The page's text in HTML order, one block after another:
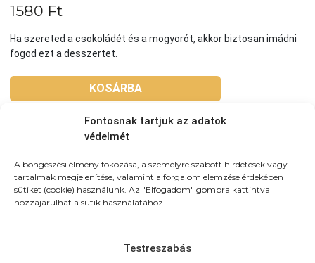
Fontosnak tartjuk az adatok
védelmét
A böngészési élmény fokozása, a személyre szabott hirdetések vagy
tartalmak megjelenítése, valamint a forgalom elemzése érdekében
sütiket (cookie) használunk. Az "Elfogadom" gombra kattintva
hozzájárulhat a sütik használatához.
Testreszabás
1580 Ft
Ha szereted a csokoládét és a mogyorót, akkor biztosan imádni
fogod ezt a desszertet.
KOSÁRBA
Tovább a teljes étlaphoz >
házhozszálítunk! 3km-es körzetben: 790Ft (teljes újpest)